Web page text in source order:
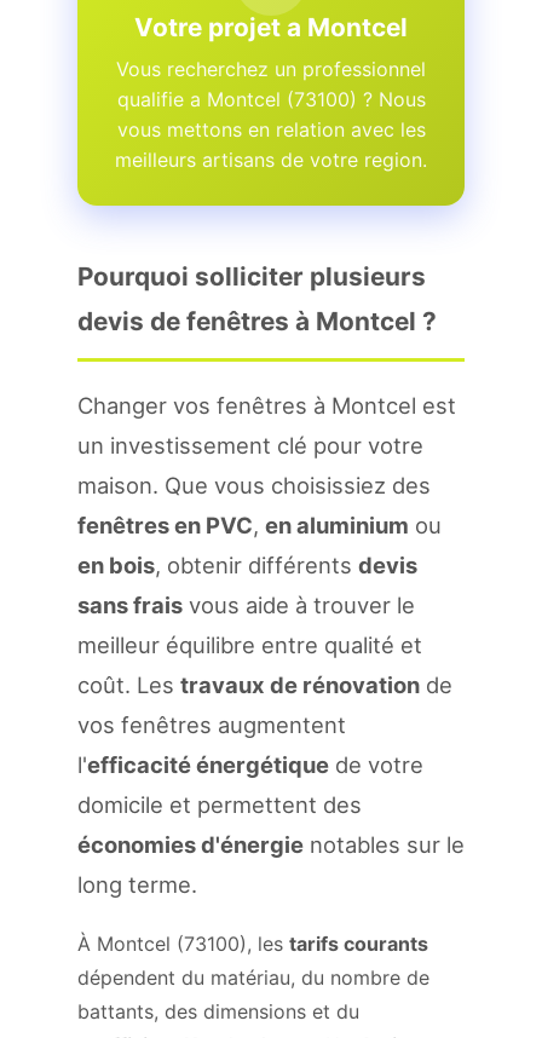
Votre projet a Montcel
Vous recherchez un professionnel
qualifie a Montcel (73100) ? Nous
vous mettons en relation avec les
meilleurs artisans de votre region.
Pourquoi solliciter plusieurs
devis de fenêtres à Montcel ?
Changer vos fenêtres à Montcel est
un investissement clé pour votre
maison. Que vous choisissiez des
fenêtres en PVC, en aluminium ou
en bois, obtenir différents devis
sans frais vous aide à trouver le
meilleur équilibre entre qualité et
coût. Les travaux de rénovation de
vos fenêtres augmentent
l'efficacité énergétique de votre
domicile et permettent des
économies d'énergie notables sur le
long terme.
À Montcel (73100), les tarifs courants
dépendent du matériau, du nombre de
battants, des dimensions et du